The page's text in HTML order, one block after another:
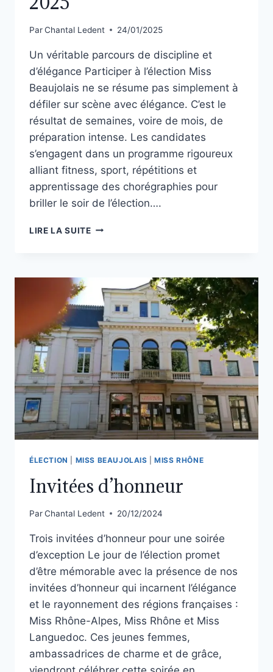
ParChantal Ledent 24/01/2025
Un véritable parcours de discipline et
d’élégance Participer à l’élection Miss
Beaujolais ne se résume pas simplement à
défiler sur scène avec élégance. C’est le
résultat de semaines, voire de mois, de
préparation intense. Les candidates
s’engagent dans un programme rigoureux
alliant fitness, sport, répétitions et
apprentissage des chorégraphies pour
briller le soir de l’élection….
LIRE LA SUITE
ÉLECTION MISS BEAUJOLAIS |MISS RHÔNE
Invitées d’honneur
ParChantal Ledent 20/12/2024
Trois invitées d’honneur pour une soirée
d’exception Le jour de l’élection promet
d’être mémorable avec la présence de nos
invitées d’honneur qui incarnent l’élégance
et le rayonnement des régions françaises :
Miss Rhône-Alpes, Miss Rhône et Miss
Languedoc. Ces jeunes femmes,
ambassadrices de charme et de grâce,